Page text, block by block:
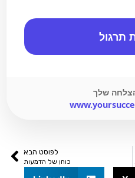
לפוסט הבא
כוחן של הדמעות